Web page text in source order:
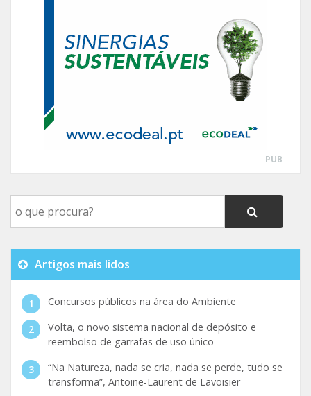
PUB
Artigos mais lidos
Concursos públicos na área do Ambiente
Volta, o novo sistema nacional de depósito e
reembolso de garrafas de uso único
“Na Natureza, nada se cria, nada se perde, tudo se
transforma”, Antoine-Laurent de Lavoisier